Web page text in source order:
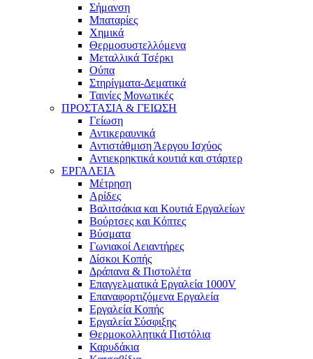
Σήμανση
Μπαταρίες
Χημικά
Θερμοσυστελλόμενα
Μεταλλικά Τσέρκι
Ούπα
Στηρίγματα-Δεματικά
Ταινίες Μονωτικές
ΠΡΟΣΤΑΣΙΑ & ΓΕΙΩΣΗ
Γείωση
Αντικεραυνικά
Αντιστάθμιση Άεργου Ισχύος
Αντιεκρηκτικά κουτιά και στάρτερ
ΕΡΓΑΛΕΙΑ
Μέτρηση
Αρίδες
Βαλιτσάκια και Κουτιά Εργαλείων
Βούρτσες και Κόπτες
Βύσματα
Γωνιακοί Λειαντήρες
Δίσκοι Κοπής
Δράπανα & Πιστολέτα
Επαγγελματικά Εργαλεία 1000V
Επαναφορτιζόμενα Εργαλεία
Εργαλεία Κοπής
Εργαλεία Σύσφιξης
Θερμοκολλητικά Πιστόλια
Καρυδάκια